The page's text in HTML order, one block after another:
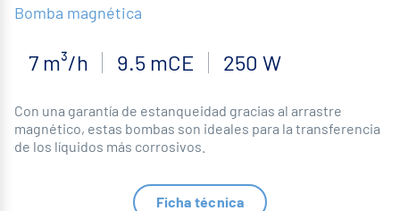
Bomba magnética
7 m³/h 9.5 mCE 250 W
Con una garantía de estanqueidad gracias al arrastre
magnético, estas bombas son ideales para la transferencia
de los líquidos más corrosivos.
Ficha técnica